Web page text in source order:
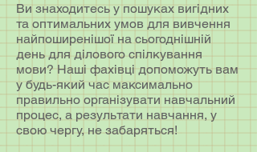
Ви знаходитесь у пошуках вигідних
та оптимальних умов для вивчення
найпоширенішої на сьогоднішній
день для ділового спілкування
мови? Наші фахівці допоможуть вам
у будь-який час максимально
правильно організувати навчальний
процес, а результати навчання, у
свою чергу, не забаряться!